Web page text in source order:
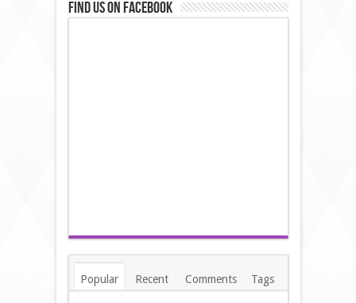
Find us on Facebook
Popular Recent Comments Tags